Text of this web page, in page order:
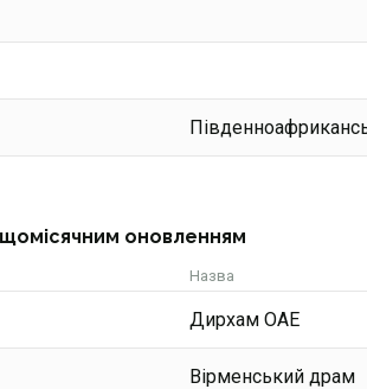
щомісячним оновленням
Назва
Дирхам ОАЕ
Вірменський драм